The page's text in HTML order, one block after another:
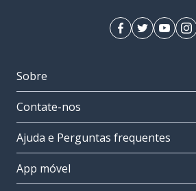
Sobre
Contate-nos
Ajuda e Perguntas frequentes
App móvel